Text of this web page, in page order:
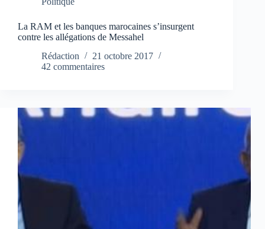
La RAM et les banques marocaines s’insurgent
contre les allégations de Messahel
Rédaction
21 octobre 2017
42 commentaires